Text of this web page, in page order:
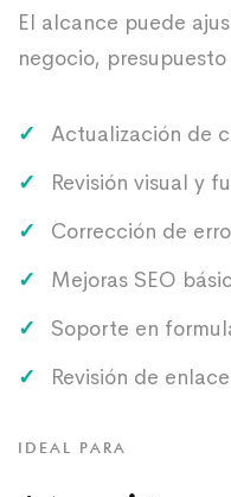
El alcance puede
negocio,
Actualización de
Revisión visual y
Corrección de
Mejoras SEO
Soporte en
Revisión de
IDEAL PARA